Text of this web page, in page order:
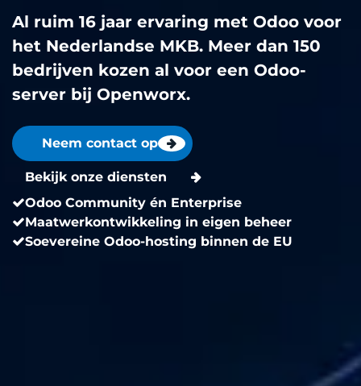
Al ruim 16 jaar ervaring met Odoo voor
het Nederlandse MKB. Meer dan 150
bedrijven kozen al voor een Odoo-
server bij Openworx.
Neem contact op
Bekijk onze diensten
Odoo Community én Enterprise
Maatwerkontwikkeling in eigen beheer
Soevereine Odoo-hosting binnen de EU